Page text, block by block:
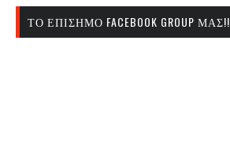
ΤΟ ΕΠΊΣΗΜΟ FACEBOOK GROUP ΜΑΣ!!